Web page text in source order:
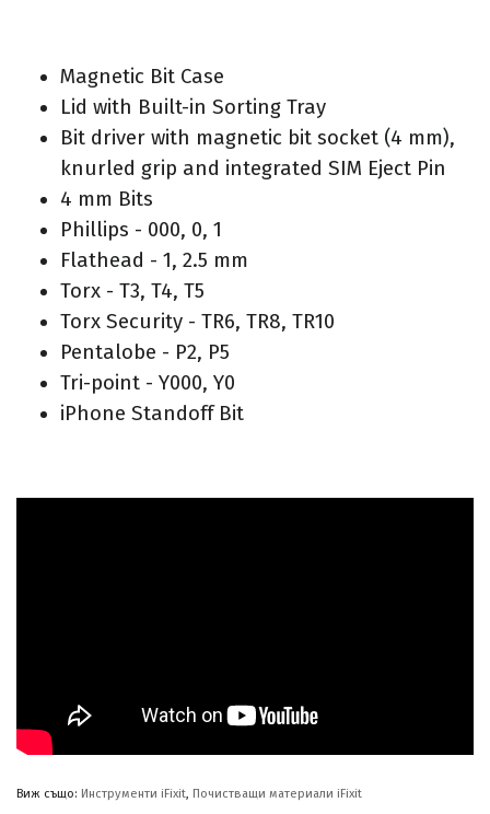
Magnetic Bit Case
Lid with Built-in Sorting Tray
Bit driver with magnetic bit socket (4 mm),
knurled grip and integrated SIM Eject Pin
4 mm Bits
Phillips - 000, 0, 1
Flathead - 1, 2.5 mm
Torx - T3, T4, T5
Torx Security - TR6, TR8, TR10
Pentalobe - P2, P5
Tri-point - Y000, Y0
iPhone Standoff Bit
Виж също: Инструменти iFixit, Почистващи материали iFixit